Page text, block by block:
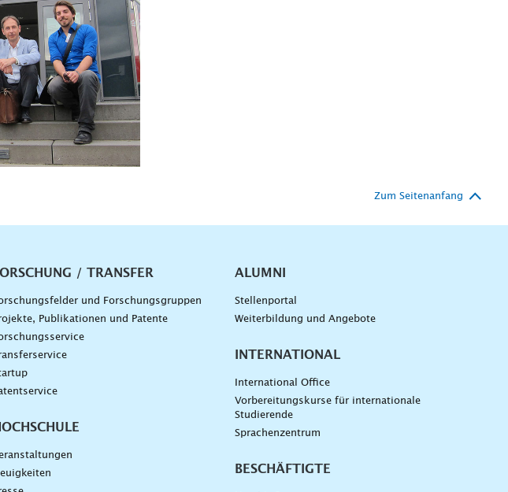
Zum Seitenanfang
/ TRANSFER
und Forschungsgruppen
Publikationen und Patente
ALUMNI
Stellenportal
Weiterbildung und Angebote
INTERNATIONAL
International Office
Vorbereitungskurse für internationale
Studierende
Sprachenzentrum
BESCHÄFTIGTE